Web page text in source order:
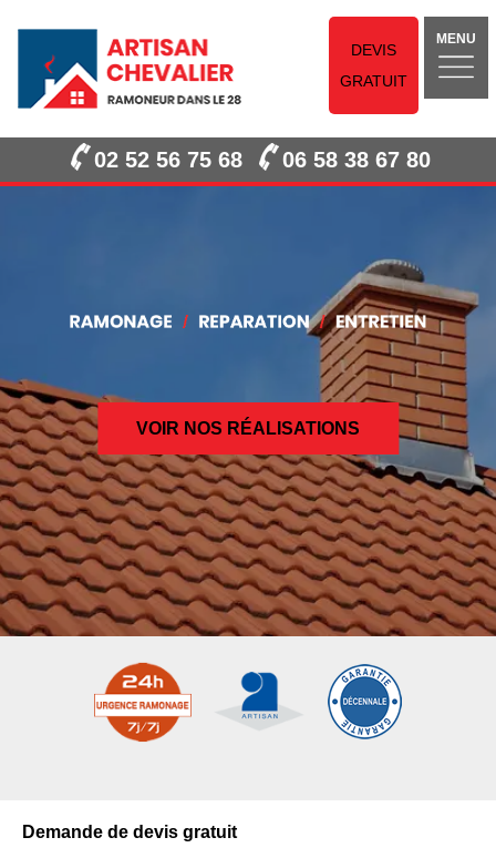
DEVIS
GRATUIT
MENU
02 52 56 75 68 06 58 38 67 80
VOIR NOS RÉALISATIONS
Demande de devis gratuit